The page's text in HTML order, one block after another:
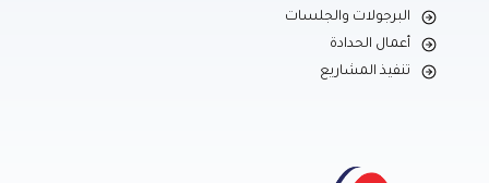
البرجولات والجلسات
أعمال الحدادة
تنفيذ المشاريع